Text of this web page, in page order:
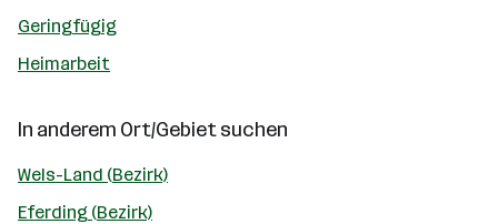
Geringfügig
Heimarbeit
In anderem Ort/Gebiet suchen
Wels-Land (Bezirk)
Eferding (Bezirk)